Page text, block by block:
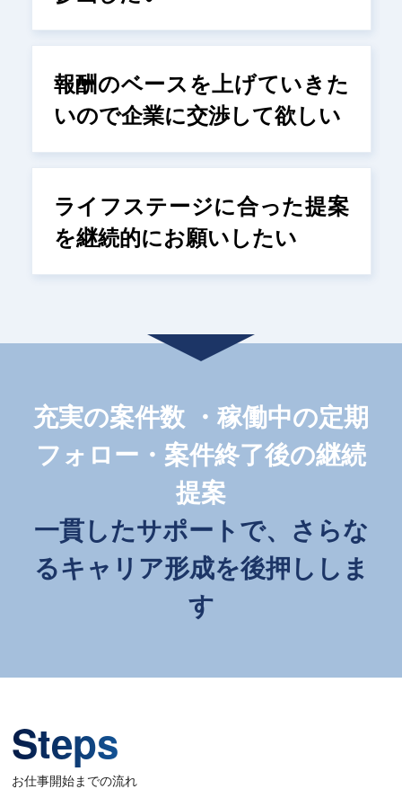
報酬のベースを上げていきた
いので企業に交渉して欲しい
ライフステージに合った提案
を継続的にお願いしたい
充実の案件数 ・稼働中の定期
フォロー・案件終了後の継続
提案
一貫したサポートで、さらな
るキャリア形成を後押ししま
す
Steps
お仕事開始までの流れ